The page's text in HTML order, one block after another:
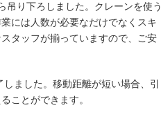
吊り下ろしました。クレーンを使う
には人数が必要なだけでなくスキ
タッフが揃っていますので、ご安
ました。移動距離が短い場合、引
ことができます。